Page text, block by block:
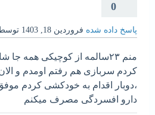
0
پاسخ داده شده فروردین 18, 1403
منم ۲۳سالمه از کوچیکی همه
کردم سربازی هم رفتم اومدم و
،دوبار اقدام به خودکشی کردم
دارو افسردگی مصرف میکنم